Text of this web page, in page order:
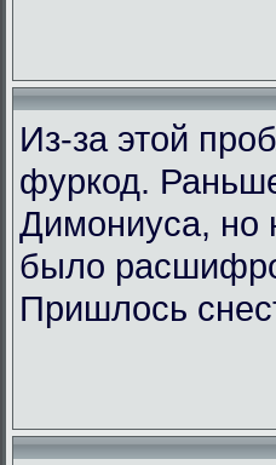
Из-за этой
фуркод.
Димониуса, но
было
Пришлось